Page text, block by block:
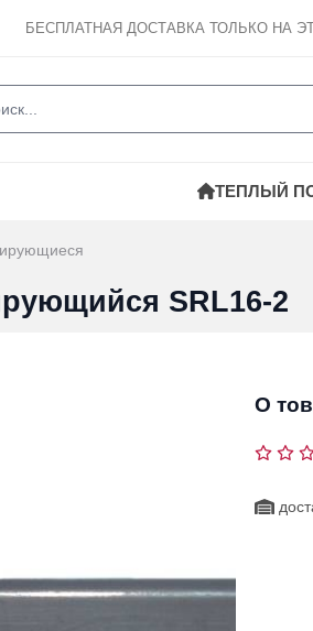
БЕСПЛАТНАЯ ДОСТАВКА ТОЛЬКО НА
ТЕПЛЫЙ
SRL16-2
О